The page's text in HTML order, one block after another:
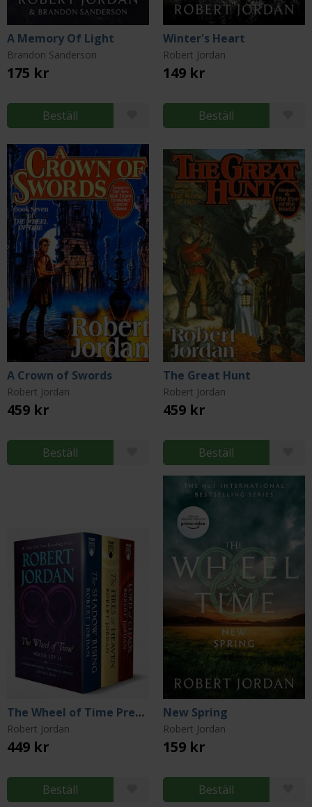
A Memory Of Light
Brandon Sanderson
175 kr
Beställ
Winter's Heart
Robert Jordan
149 kr
Beställ
A Crown of Swords
Robert Jordan
459 kr
Beställ
The Great Hunt
Robert Jordan
459 kr
Beställ
The Wheel of Time Premium Boxed Set II
Robert Jordan
449 kr
Beställ
New Spring
Robert Jordan
159 kr
Beställ